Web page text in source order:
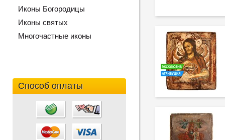
Иконы Богородицы
Иконы святых
Многочастные иконы
Способ оплаты